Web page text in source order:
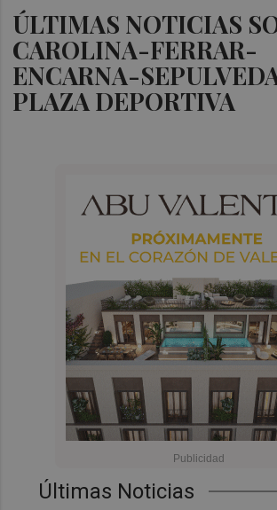
ÚLTIMAS NOTICIAS
CAROLINA-FERRAR-
ENCARNA-
PLAZA DEPORTIVA
Últimas Noticias